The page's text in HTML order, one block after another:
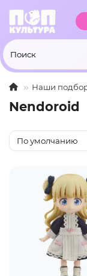
Наши
Nendoroid